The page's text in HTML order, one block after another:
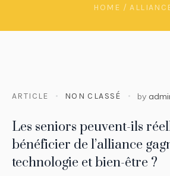
HOME /
ARTICLE NON CLASSÉ by
Les seniors peuvent-ils
bénéficier de l’alliance
technologie et bien-être ?